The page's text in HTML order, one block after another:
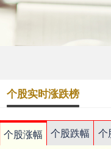
个股实时涨跌榜
个股涨幅 个股跌幅 个